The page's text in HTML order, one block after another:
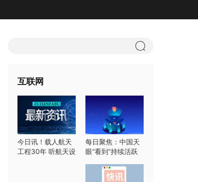
互联网
今日讯！载人航天
工程30年 听航天设
每日聚焦：中国天
眼“看到”持续活跃